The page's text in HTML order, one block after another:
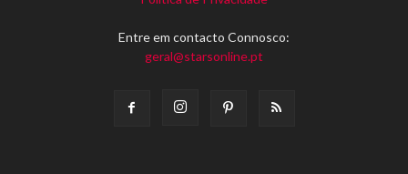
Entre em contacto Connosco:
geral@starsonline.pt